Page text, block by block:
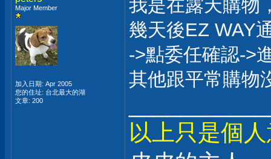
Major Member
加入日期: Apr 2005
您的住址: 台北最大的湖
文章: 200
我是在露天購物
幾天後EZ WAY
->點委任確認->
其他跟平常購物
以上只是個